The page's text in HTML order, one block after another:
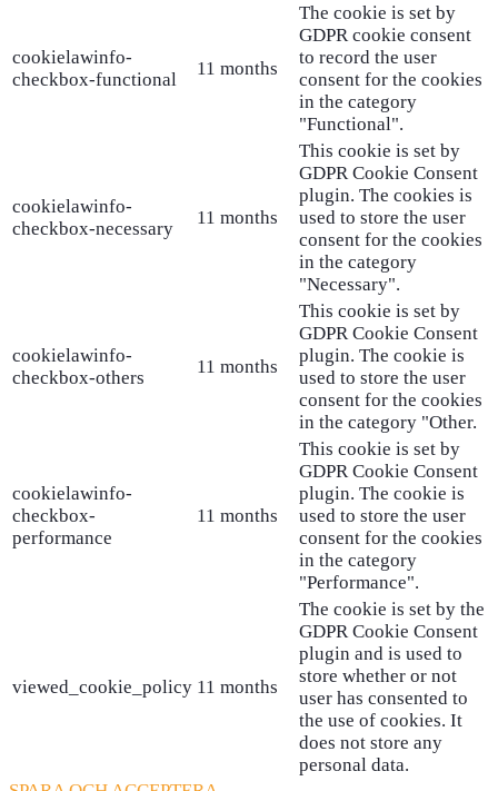
cookielawinfo-
checkbox-functional
11 months
The cookie is set by
GDPR cookie consent
to record the user
consent for the cookies
in the category
"Functional".
cookielawinfo-
checkbox-necessary
11 months
This cookie is set by
GDPR Cookie Consent
plugin. The cookies is
used to store the user
consent for the cookies
in the category
"Necessary".
cookielawinfo-
checkbox-others
11 months
This cookie is set by
GDPR Cookie Consent
plugin. The cookie is
used to store the user
consent for the cookies
in the category "Other.
cookielawinfo-
checkbox-
performance
11 months
This cookie is set by
GDPR Cookie Consent
plugin. The cookie is
used to store the user
consent for the cookies
in the category
"Performance".
viewed_cookie_policy 11 months
The cookie is set by the
GDPR Cookie Consent
plugin and is used to
store whether or not
user has consented to
the use of cookies. It
does not store any
personal data.